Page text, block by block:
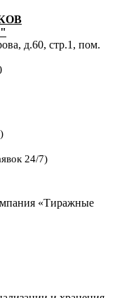
д.60, стр.1, пом.
24/7)
«Тиражные